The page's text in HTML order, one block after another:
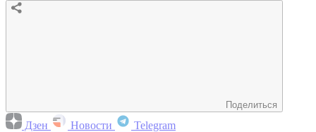
Поделиться
Дзен Новости Telegram